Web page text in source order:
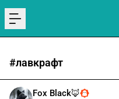
menu
#лавкрафт
Fox Black🦊